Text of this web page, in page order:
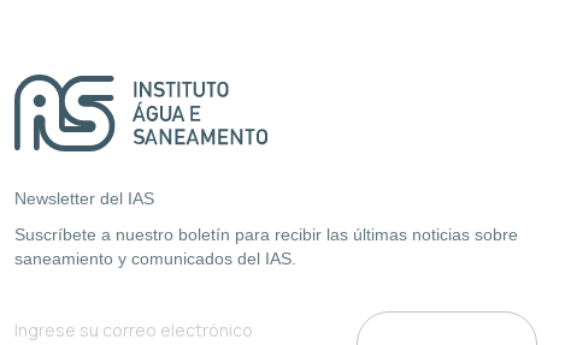
Newsletter del IAS
Suscríbete a nuestro boletín para recibir las últimas noticias sobre
saneamiento y comunicados del IAS.